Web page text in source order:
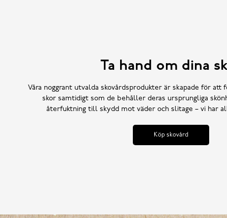
Ta hand om dina
Våra noggrant utvalda skovårdsprodukter är skapade för att
skor samtidigt som de behåller deras ursprungliga
återfuktning till skydd mot väder och slitage – vi har
Köp skovård